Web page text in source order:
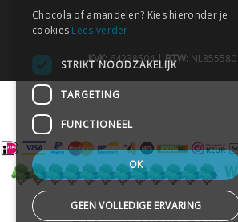
KVK:64238504 | BTW:
DUTCH
Chocola of amandelen? Kies hieronder je
cookies Lees verder
STRIKT NOODZAKELIJK
TARGETING
FUNCTIONEEL
OK
GEEN VOLLEDIGE ERVARING